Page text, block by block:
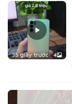
35 giây trước 4